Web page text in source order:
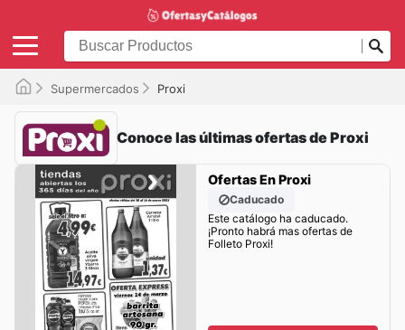
Supermercados Proxi
Conoce las últimas ofertas de Proxi
Ofertas En Proxi
Caducado
Este catálogo ha caducado.
¡Pronto habrá mas ofertas de
Folleto Proxi!